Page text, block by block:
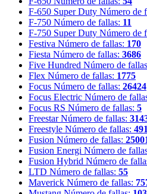
F-650 Super Duty Número de
F-750 Número de fallas: 11
F-750 Super Duty Número de
Festiva Número de fallas: 170
Fiesta Número de fallas: 3686
Five Hundred Número de
Flex Número de fallas: 1775
Focus Número de fallas: 26424
Focus Electric Número de
Focus RS Número de fallas: 5
Freestar Número de fallas:
Freestyle Número de fallas:
Fusion Número de fallas:
Fusion Energi Número de
Fusion Hybrid Número de
LTD Número de fallas: 55
Maverick Número de fallas: